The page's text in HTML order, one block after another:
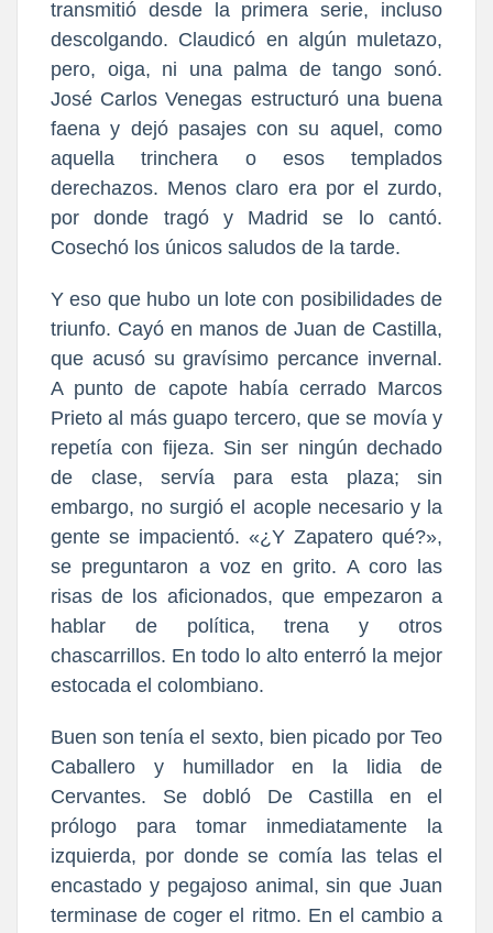
transmitió desde la primera serie, incluso
descolgando. Claudicó en algún muletazo,
pero, oiga, ni una palma de tango sonó.
José Carlos Venegas estructuró una buena
faena y dejó pasajes con su aquel, como
aquella trinchera o esos templados
derechazos. Menos claro era por el zurdo,
por donde tragó y Madrid se lo cantó.
Cosechó los únicos saludos de la tarde.
Y eso que hubo un lote con posibilidades de
triunfo. Cayó en manos de Juan de Castilla,
que acusó su gravísimo percance invernal.
A punto de capote había cerrado Marcos
Prieto al más guapo tercero, que se movía y
repetía con fijeza. Sin ser ningún dechado
de clase, servía para esta plaza; sin
embargo, no surgió el acople necesario y la
gente se impacientó. «¿Y Zapatero qué?»,
se preguntaron a voz en grito. A coro las
risas de los aficionados, que empezaron a
hablar de política, trena y otros
chascarrillos. En todo lo alto enterró la mejor
estocada el colombiano.
Buen son tenía el sexto, bien picado por Teo
Caballero y humillador en la lidia de
Cervantes. Se dobló De Castilla en el
prólogo para tomar inmediatamente la
izquierda, por donde se comía las telas el
encastado y pegajoso animal, sin que Juan
terminase de coger el ritmo. En el cambio a